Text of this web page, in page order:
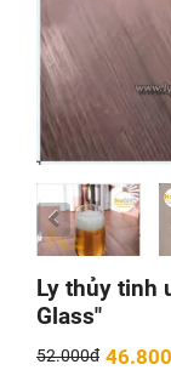
Ly thủy tinh
Glass"
52.000đ